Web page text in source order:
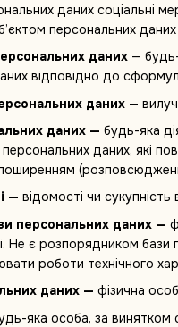
даних соціальні
персональних
даних —
відповідно до
даних —
даних — будь-яка
даних, які
— відомості чи
персональних даних —
Не є розпорядником
роботи технічного
даних — фізична
яка особа, за винятком